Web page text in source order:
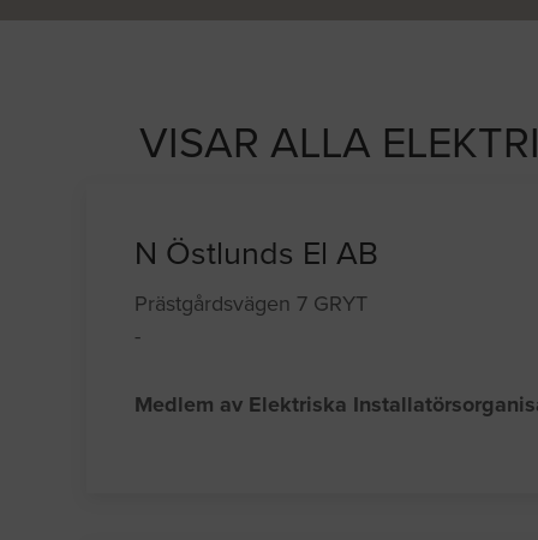
VISAR ALLA
N Östlunds El AB
Prästgårdsvägen 7 GRYT
-
Medlem av Elektriska